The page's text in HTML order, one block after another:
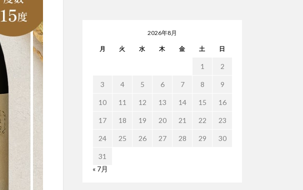
2026年8月
月 火 水 木 金 土 日
1 2
3 4 5 6 7 8 9
10 11 12 13 14 15 16
17 18 19 20 21 22 23
24 25 26 27 28 29 30
31
« 7月